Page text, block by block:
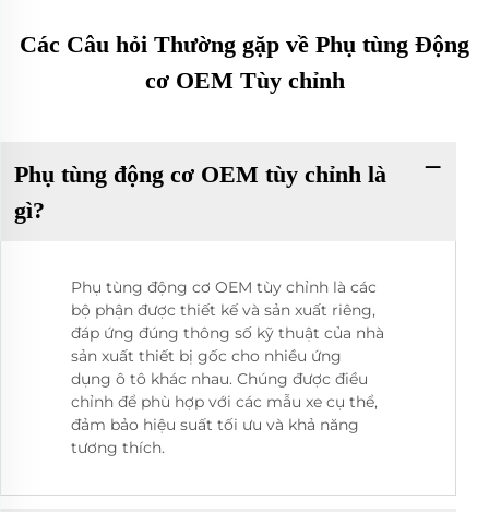
Các Câu hỏi Thường gặp về Phụ tùng Động
cơ OEM Tùy chỉnh
Phụ tùng động cơ OEM tùy chỉnh là
gì?
Phụ tùng động cơ OEM tùy chỉnh là các
bộ phận được thiết kế và sản xuất riêng,
đáp ứng đúng thông số kỹ thuật của nhà
sản xuất thiết bị gốc cho nhiều ứng
dụng ô tô khác nhau. Chúng được điều
chỉnh để phù hợp với các mẫu xe cụ thể,
đảm bảo hiệu suất tối ưu và khả năng
tương thích.